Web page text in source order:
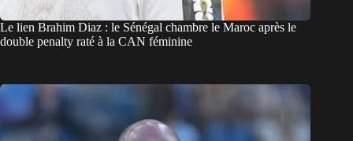
Le lien Brahim Diaz : le Sénégal chambre le Maroc après le
double penalty raté à la CAN féminine